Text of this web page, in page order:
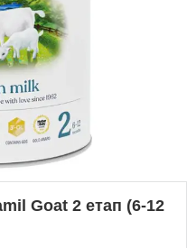
Goat 2 етап (6-12